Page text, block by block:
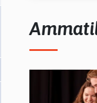
alasvetovalikkoa
alasvetovalikkoa
alasvetovalikkoa